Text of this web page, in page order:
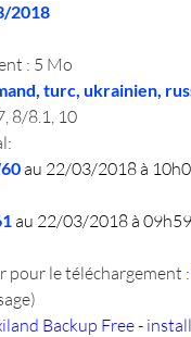
2018
: 5 Mo
turc, ukrainien,
8/8.1, 10
au 22/03/2018 à
au 22/03/2018 à
pour le téléchargement :
Backup Free -